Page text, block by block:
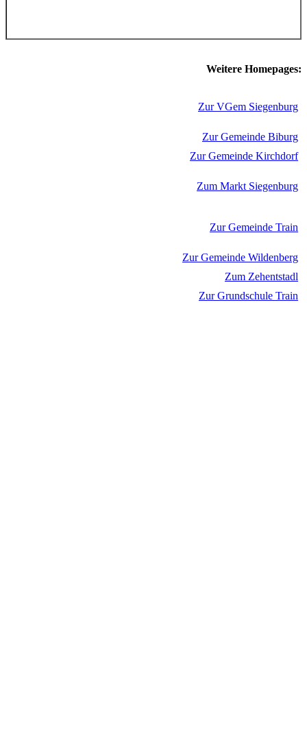
Weitere Homepages:
Zur VGem Siegenburg
Zur Gemeinde Biburg
Zur Gemeinde Kirchdorf
Zum Markt Siegenburg
Zur Gemeinde Train
Zur Gemeinde Wildenberg
Zum Zehentstadl
Zur Grundschule Train